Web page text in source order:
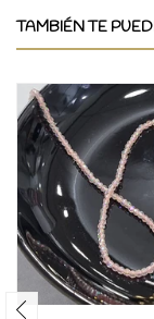
TAMBIÉN TE